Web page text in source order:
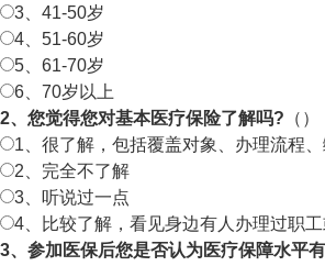
3、41-50岁
4、51-60岁
5、61-70岁
6、70岁以上
2、您觉得您对基本医疗保险了解吗? （）
1、很了解，包括覆盖对象、办理流程
2、完全不了解
3、听说过一点
4、比较了解，看见身边有人办理过职
3、参加医保后您是否认为医疗保障水平